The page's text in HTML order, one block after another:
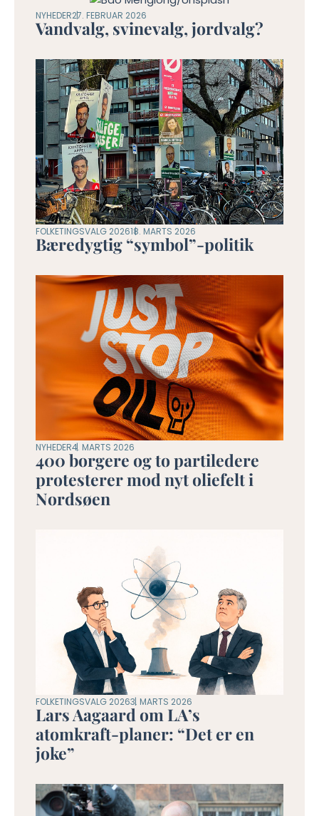
NYHEDER27. FEBRUAR 2026
Vandvalg, svinevalg, jordvalg?
FOLKETINGSVALG 202618. MARTS 2026
Bæredygtig “symbol”-politik
NYHEDER4. MARTS 2026
400 borgere og to partiledere
protesterer mod nyt oliefelt i
Nordsøen
FOLKETINGSVALG 20263. MARTS 2026
Lars Aagaard om LA’s
atomkraft-planer: “Det er en
joke”